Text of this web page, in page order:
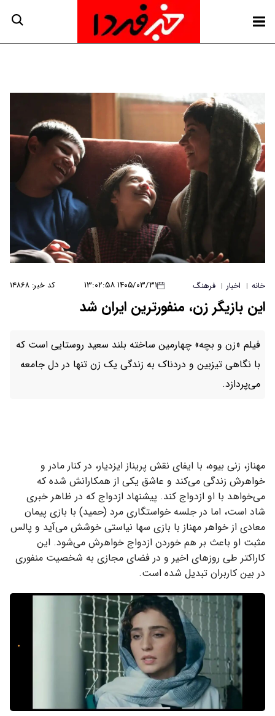
خانه | اخبار | فرهنگ ۱۴۰۵/۰۳/۳۱ ۱۳:۰۲:۵۸ کد خبر: ۱۴۸۶۸
این بازیگر زن، منفورترین ایران شد
فیلم «زن و بچه» چهارمین ساخته بلند سعید روستایی است که
با نگاهی تیزبین و دردناک به زندگی یک زن تنها در دل جامعه‌
می‌پردازد.
مهناز، زنی بیوه، با ایفای نقش پریناز ایزدیار، در کنار مادر و
خواهرش زندگی می‌کند و عاشق یکی از همکارانش شده که
می‌خواهد با او ازدواج کند. پیشنهاد ازدواج که در ظاهر خبری
شاد است، اما در جلسه خواستگاری مرد (حمید) با بازی پیمان
معادی از خواهر مهناز با بازی سها نیاستی خوشش می‌آید و پالس
مثبت او باعث بر هم خوردن ازدواج خواهرش می‌شود. این
کاراکتر طی روزهای اخیر و در فضای مجازی به شخصیت منفوری
در بین کاربران تبدیل شده است.